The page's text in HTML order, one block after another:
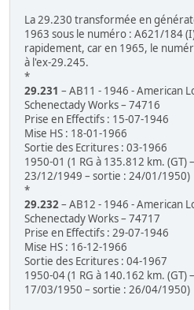
La 29.230 transformée en
1963 sous le numéro : A621/184
rapidement, car en 1965, le
à l'ex-29.245.
*
29.231 – AB11 - 1946 - American
Schenectady Works – 74716
Prise en Effectifs : 15-07-1946
Mise HS : 18-01-1966
Sortie des Ecritures : 03-1966
1950-01 (1 RG à 135.812 km. (GT)
23/12/1949 – sortie : 24/01/1950)
*
29.232– AB12 - 1946 - American
Schenectady Works – 74717
Prise en Effectifs : 29-07-1946
Mise HS : 16-12-1966
Sortie des Ecritures : 04-1967
1950-04 (1 RG à 140.162 km. (GT)
17/03/1950 – sortie : 26/04/1950)